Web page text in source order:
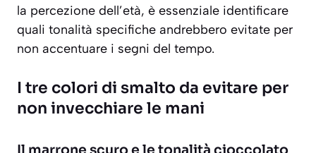
la percezione dell’età, è essenziale identificare
quali tonalità specifiche andrebbero evitate per
non accentuare i segni del tempo.
I tre colori di smalto da evitare per
non invecchiare le mani